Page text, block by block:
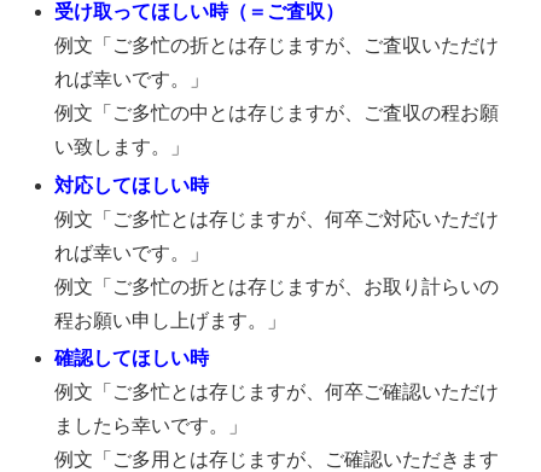
受け取ってほしい時（＝ご査収）
例文「ご多忙の折とは存じますが、ご査収いただけ
れば幸いです。」
例文「ご多忙の中とは存じますが、ご査収の程お願
い致します。」
対応してほしい時
例文「ご多忙とは存じますが、何卒ご対応いただけ
れば幸いです。」
例文「ご多忙の折とは存じますが、お取り計らいの
程お願い申し上げます。」
確認してほしい時
例文「ご多忙とは存じますが、何卒ご確認いただけ
ましたら幸いです。」
例文「ご多用とは存じますが、ご確認いただきます